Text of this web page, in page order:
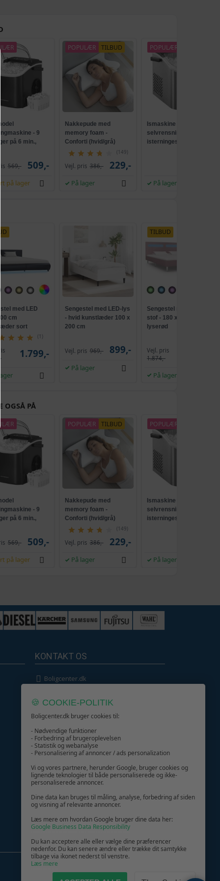
- 9
på 6 min.,
569,- 509,-
på lager
POPULÆR TILBUD
Nakkepude med
memory foam -
Conforti (hvid/grå)
(149)
Vejl. pris 386,- 229,-
På lager
POPULÆR
Ismaskine med
selvrensning, 2
isterningestørrelser, 12
På lager
med LED
cm
sort
(1)
1.799,-
Sengestel med LED-lys
- hvid kunstlæder 100 x
200 cm
Vejl. pris 969,- 899,-
På lager
TILBUD
Sengestel med LED i
stof - 180 x 200 cm,
lyserød
Vejl. pris
1.874,-
På lager
OGSÅ PÅ
- 9
på 6 min.,
569,- 509,-
på lager
POPULÆR TILBUD
Nakkepude med
memory foam -
Conforti (hvid/grå)
(149)
Vejl. pris 386,- 229,-
På lager
POPULÆR
Ismaskine med
selvrensning, 2
isterningestørrelser, 12
På lager
KONTAKT OS
Boligcenter.dk
GIV GLÆDE MED ET GAVEKORT!
🍪 COOKIE-POLITIK
Boligcenter.dk bruger cookies til:
- Nødvendige funktioner
- Forbedring af brugeroplevelsen
- Statistik og webanalyse
- Personalisering af annoncer / ads personalization
Vi og vores partnere, herunder Google, bruger cookies og
lignende teknologier til både personaliserede og ikke-
personaliserede annoncer.
Dine data kan bruges til måling, analyse, forbedring af siden
og visning af relevante annoncer.
Læs mere om hvordan Google bruger dine data her:
Google Business Data Responsibility
Du kan acceptere alle eller vælge dine præferencer
nedenfor. Du kan senere ændre eller trække dit samtykke
tilbage via ikonet nederst til venstre.
Læs mere